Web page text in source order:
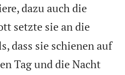
dazu auch die
setzte sie an die
dass sie schienen auf
Tag und die Nacht